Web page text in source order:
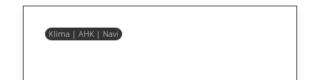
Klima | AHK | Navi